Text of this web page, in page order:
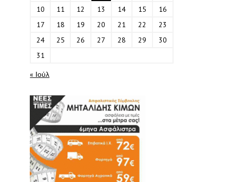
10
11 12 13 14 15
16
17
18 19 20 21 22
23
24
25 26 27 28 29
30
31
« Ιούλ